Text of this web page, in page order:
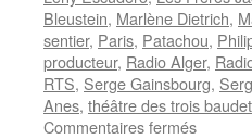
Bleustein, Marlène Dietrich,
sentier, Paris, Patachou,
producteur, Radio Alger,
RTS, Serge Gainsbourg,
Anes, théâtre des trois
Commentaires ferméssur